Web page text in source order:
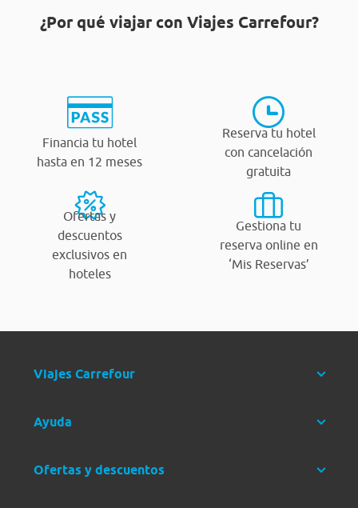
¿Por qué viajar con Viajes Carrefour?
Financia tu hotel
hasta en 12 meses
Reserva tu hotel
con cancelación
gratuita
Ofertas y
descuentos
exclusivos en
hoteles
Gestiona tu
reserva online en
‘Mis Reservas’
Viajes Carrefour
Ayuda
Ofertas y descuentos